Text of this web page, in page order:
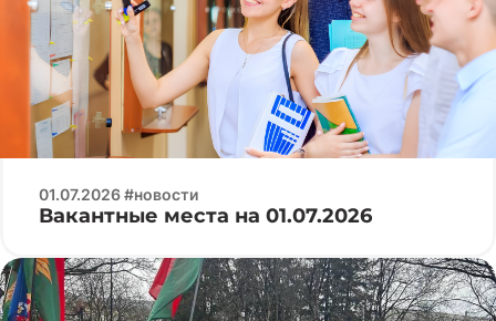
01.07.2026 #новости
Вакантные места на 01.07.2026